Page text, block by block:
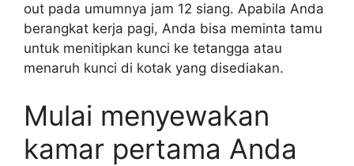
out pada umumnya jam 12 siang. Apabila Anda
berangkat kerja pagi, Anda bisa meminta tamu
untuk menitipkan kunci ke tetangga atau
menaruh kunci di kotak yang disediakan.
Mulai menyewakan
kamar pertama Anda